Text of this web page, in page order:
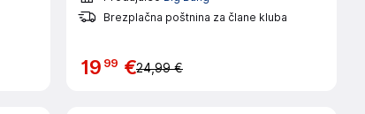
Brezplačna poštnina za člane kluba
19 99 €24,99 €